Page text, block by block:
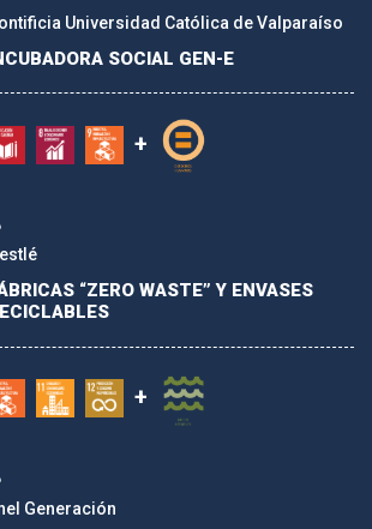
Universidad Católica de Valparaí­so
SOCIAL GEN-E
+
“ZERO WASTE” Y ENVASES
+
Generación